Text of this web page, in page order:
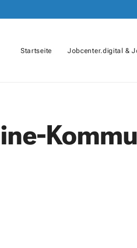
Startseite Jobcenter.digital &